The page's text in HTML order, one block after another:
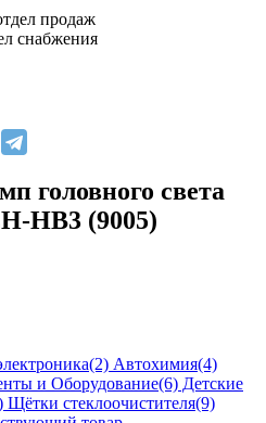
продаж
снабжения
головного света
HB3 (9005)
(2) Автохимия(4)
и Оборудование(6) Детские
Щётки стеклоочистителя(9)